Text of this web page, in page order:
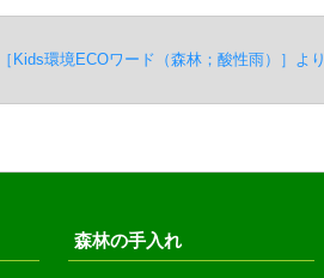
Kids環境ECOワード（森林；酸性雨）］より
森林の手入れ